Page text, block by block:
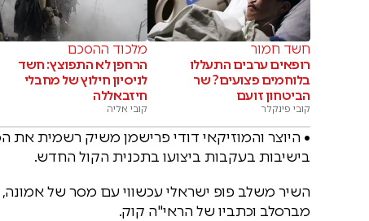
חשד חמור
רופאים ערבים התעללו
בלוחמים פצועים? שר
הביטחון זועם
קובי פינקלר
מלכוד ההסכם
הרחפן לא התפוצץ: חשד
לניסיון חילוץ של מחבלי
חיזבאללה
קובי אליה
• היוצר והמוזיקאי דודי פרישמן משיק רשמית את
בישיבות בעקבות ביצועו בתכנית הקול החדש.
השיר משלב פופ ישראלי עכשווי עם מסר של
מברסלב וכתביו של הראי"ה קוק.